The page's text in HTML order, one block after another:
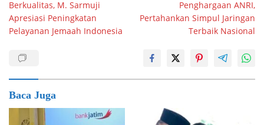
Berkualitas, M. Sarmuji
Apresiasi Peningkatan
Pelayanan Jemaah Indonesia
Penghargaan ANRI,
Pertahankan Simpul Jaringan
Terbaik Nasional
Baca Juga